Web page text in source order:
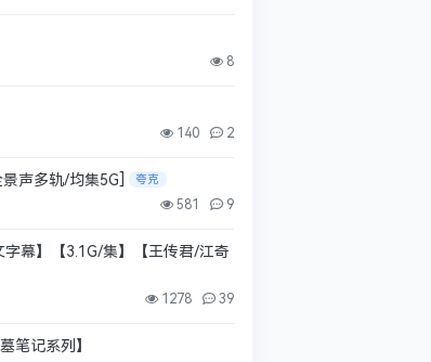
8
140 2
声多轨/均集5G] 夸克
581 9
幕】【3.1G/集】【王传君/江奇
1278 39
笔记系列】